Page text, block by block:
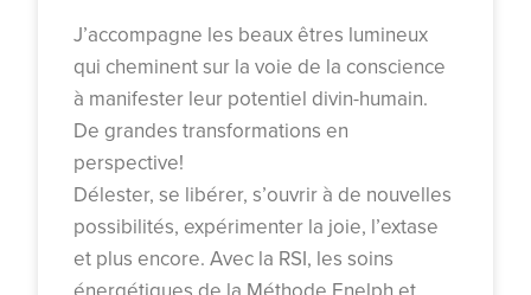
J’accompagne les beaux êtres lumineux
qui cheminent sur la voie de la conscience
à manifester leur potentiel divin-humain.
De grandes transformations en
perspective!
Délester, se libérer, s’ouvrir à de nouvelles
possibilités, expérimenter la joie, l’extase
et plus encore. Avec la RSI, les soins